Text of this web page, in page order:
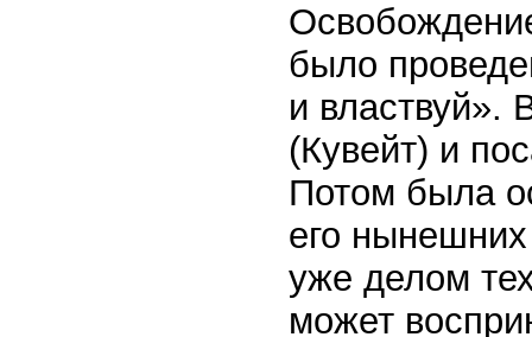
было
и властвуй».
(Кувейт) и
Потом была
его
уже делом
может